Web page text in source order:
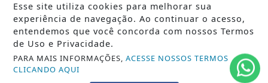
GERAL
HORÓSCOPO
SOCIAL NEWS
Esse site utiliza cookies para melhorar sua
experiência de navegação. Ao continuar o acesso,
entendemos que você concorda com nossos Termos
de Uso e Privacidade.
PARA MAIS INFORMAÇÕES,ACESSE NOSSOS TERMOS
CLICANDO AQUI